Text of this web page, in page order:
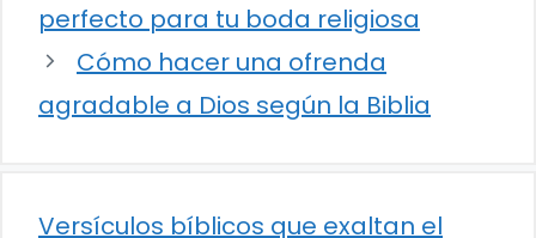
perfecto para tu boda religiosa
Cómo hacer una ofrenda
agradable a Dios según la Biblia
Versículos bíblicos que exaltan el